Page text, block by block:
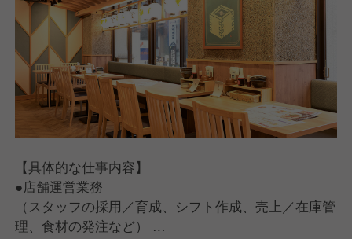
【具体的な仕事内容】
●店舗運営業務
（スタッフの採用／育成、シフト作成、売上／在庫管
理、食材の発注など）